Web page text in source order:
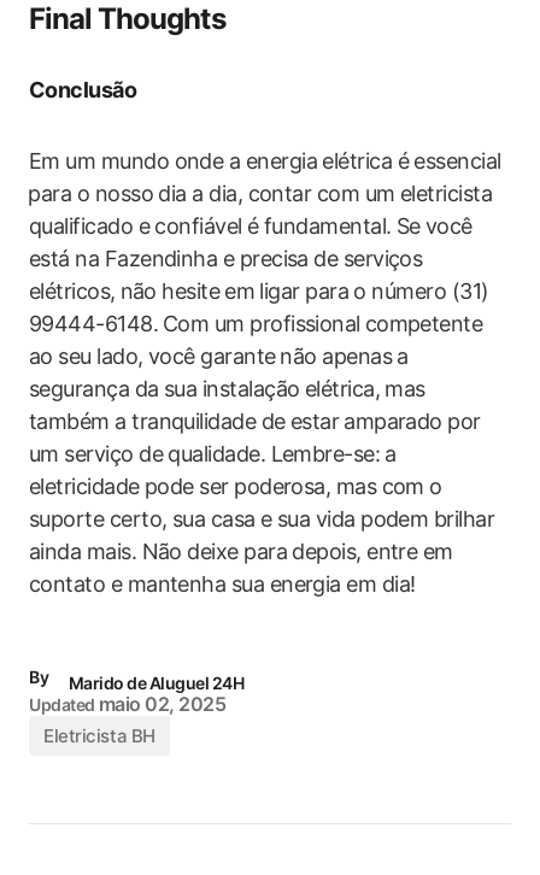
Final Thoughts
Conclusão
Em um mundo onde a energia elétrica é essencial
⁣para o ​nosso dia a dia, contar com um eletricista
qualificado e confiável é fundamental. Se ⁤você
está na Fazendinha e precisa de serviços
elétricos, ⁣não hesite⁢ em ligar para o número (31)
‍99444-6148. ⁢Com um profissional ⁣competente
ao seu lado, você garante⁢ não apenas a
segurança da sua instalação elétrica, mas
também a tranquilidade de estar⁣ amparado por
um‍ serviço de qualidade. Lembre-se: ⁤a
eletricidade pode ser poderosa, mas com o
suporte certo, sua casa e sua vida podem brilhar
ainda mais. Não deixe para depois, entre em
contato e mantenha sua energia em dia!
By
Marido de Aluguel 24H
Updated maio 02, 2025
Eletricista BH